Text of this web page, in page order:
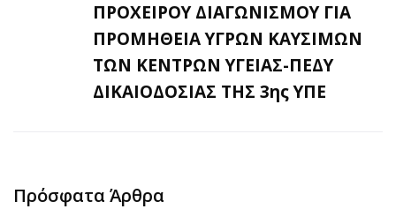
ΠΡΟΧΕΙΡΟΥ ΔΙΑΓΩΝΙΣΜΟΥ ΓΙΑ
ΠΡΟΜΗΘΕΙΑ ΥΓΡΩΝ ΚΑΥΣΙΜΩΝ
ΤΩΝ ΚΕΝΤΡΩΝ ΥΓΕΙΑΣ-ΠΕΔΥ
ΔΙΚΑΙΟΔΟΣΙΑΣ ΤΗΣ 3ης ΥΠΕ
Πρόσφατα Άρθρα